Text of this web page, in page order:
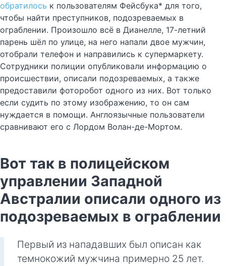
обратилось к пользователям Фейсбука* для того,
чтобы найти преступников, подозреваемых в
ограблении. Произошло всё в Дианелле, 17-летний
парень шёл по улице, на него напали двое мужчин,
отобрали телефон и направились к супермаркету.
Сотрудники полиции опубликовали информацию о
происшествии, описали подозреваемых, а также
предоставили фоторобот одного из них. Вот только
если судить по этому изображению, то он сам
нуждается в помощи. Англоязычные пользователи
сравнивают его с Лордом Волан-де-Мортом.
Вот так в полицейском
управлении Западной
Австралии описали одного из
подозреваемых в ограблении
Первый из нападавших был описан как
темнокожий мужчина примерно 25 лет.